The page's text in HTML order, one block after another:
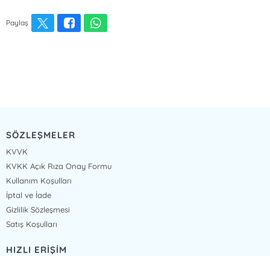
Paylaş
SÖZLEŞMELER
KVVK
KVKK Açık Rıza Onay Formu
Kullanım Koşulları
İptal ve İade
Gizlilik Sözleşmesi
Satış Koşulları
HIZLI ERİŞİM